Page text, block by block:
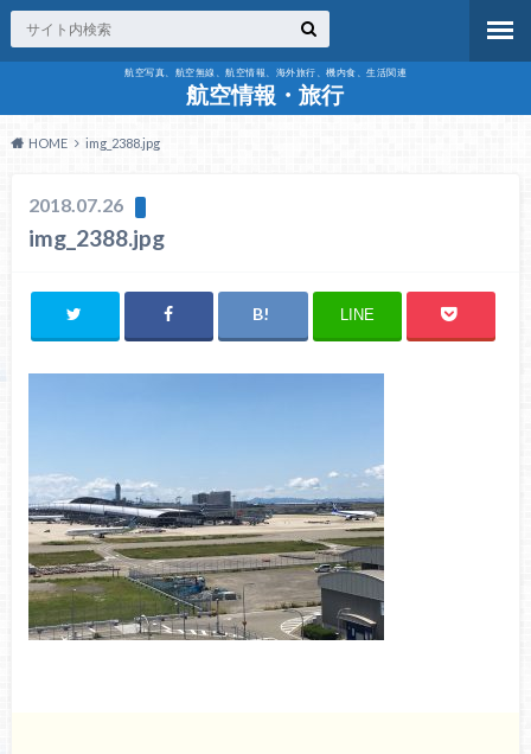
航空写真、航空無線、航空情報、海外旅行、機内食、生活関連
航空情報・旅行
HOME img_2388.jpg
2018.07.26
img_2388.jpg
LINE